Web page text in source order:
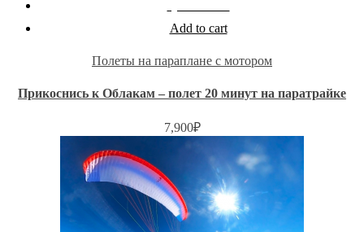
Add to cart
Полеты на параплане с мотором
Прикоснись к Облакам – полет 20 минут на паратрайке
7,900₽